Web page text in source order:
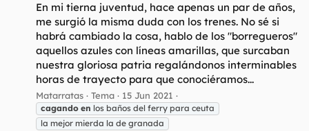
En mi tierna juventud, hace apenas un par de años,
me surgió la misma duda con los trenes. No sé si
habrá cambiado la cosa, hablo de los "borregueros"
aquellos azules con líneas amarillas, que surcaban
nuestra gloriosa patria regalándonos interminables
horas de trayecto para que conociéramos...
Matarratas Tema 15 Jun 2021
cagando en los baños del ferry para ceuta
la mejor mierda la de granada